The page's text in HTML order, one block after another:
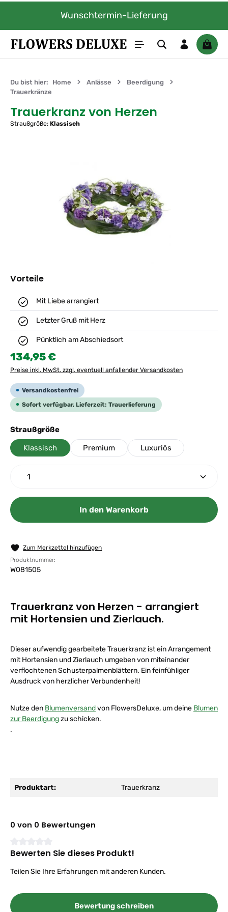
Zum Hauptinhalt springenWunschtermin-Lieferung
Du bist hier: Home Anlässe
Beerdigung
Trauerkränze
Trauerkranz von Herzen
Straußgröße: Klassisch
Vorteile
Mit Liebe arrangiert
Letzter Gruß mit Herz
Pünktlich am Abschiedsort
Regulärer Preis:
134,95 €
Preise inkl. MwSt. zzgl. eventuell anfallender Versandkosten
Versandkostenfrei
Sofort verfügbar, Lieferzeit: Trauerlieferung
Straußgrößeauswählen
Klassisch Premium Luxuriös
In den Warenkorb
Zum Merkzettel hinzufügen
Produktnummer:
W081505
Trauerkranz von Herzen - arrangiert
mit Hortensien und Zierlauch.
Dieser aufwendig gearbeitete Trauerkranz ist ein Arrangement
mit Hortensien und Zierlauch umgeben von miteinander
verflochtenen Schusterpalmenblättern. Ein feinfühliger
Ausdruck von herzlicher Verbundenheit!
Nutze den Blumenversandvon FlowersDeluxe, um deine Blumen
zur Beerdigungzu schicken.
.
Produktart: Trauerkranz
0 von 0 Bewertungen
Durchschnittliche Bewertung von 0 von 5 Sternen
Bewerten Sie dieses Produkt!
Teilen Sie Ihre Erfahrungen mit anderen Kunden.
Bewertung schreiben